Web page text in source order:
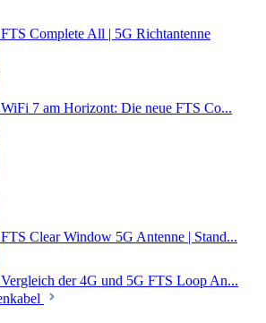
FTS Complete All | 5G Richtantenne
WiFi 7 am Horizont: Die neue FTS Co...
FTS Clear Window 5G Antenne | Stand...
Vergleich der 4G und 5G FTS Loop An...